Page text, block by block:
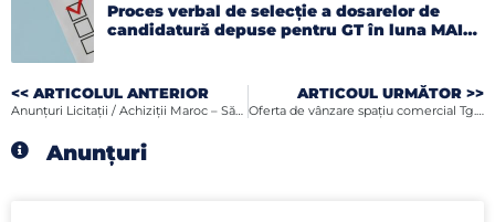
Proces verbal de selecție a dosarelor de
candidatură depuse pentru GT în luna MAI
<< ARTICOLUL ANTERIOR ARTICOUL URMĂTOR >>
Anunțuri